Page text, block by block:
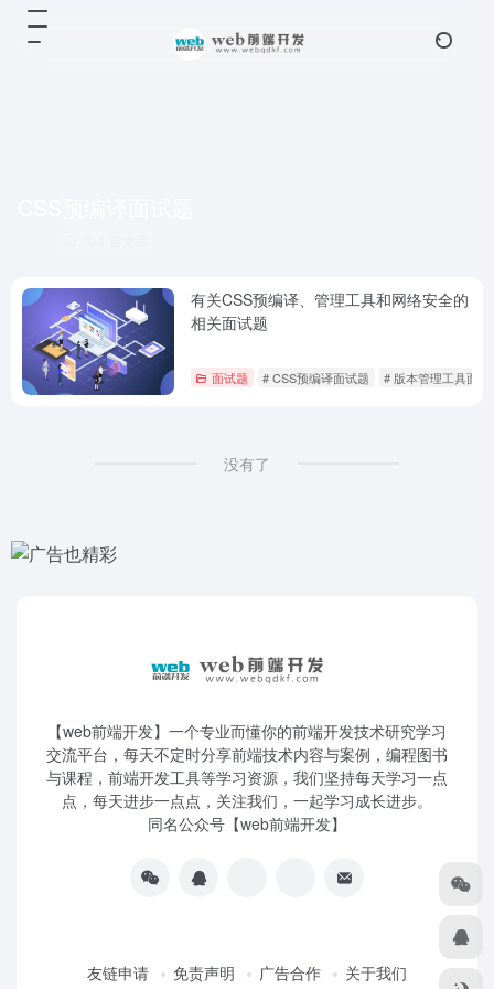
有关CSS预编译、管理工具和网络安全的
相关面试题
面试题 # CSS预编译面试题 # 版本管理工具面试
没有了
【web前端开发】一个专业而懂你的前端开发技术研究学习
交流平台，每天不定时分享前端技术内容与案例，编程图书
与课程，前端开发工具等学习资源，我们坚持每天学习一点
点，每天进步一点点，关注我们，一起学习成长进步。
同名公众号【web前端开发】
友链申请 免责声明 广告合作 关于我们